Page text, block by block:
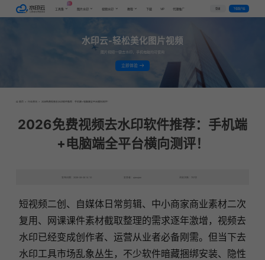
工具集 图片水印 视频水印 教程 下载 VIP 代理推广 登录 下载客户端
水印云-轻松美化图片视频
图片视频一键去水印，手机电脑均可使用
立即体验
首页 > 行业资讯 > 2026免费视频去水印软件推荐：手机端+电脑端全平台横向测评！
2026免费视频去水印软件推荐：手机端
+电脑端全平台横向测评！
发布日期：2026-06-06 14:10 发表者：qianqian 浏览次数：757次
短视频二创、自媒体日常剪辑、中小商家商业素材二次
复用、网课课件素材截取整理的需求逐年激增，视频去
水印已经变成创作者、运营从业者必备刚需。但当下去
水印工具市场乱象丛生，不少软件暗藏捆绑安装、隐性